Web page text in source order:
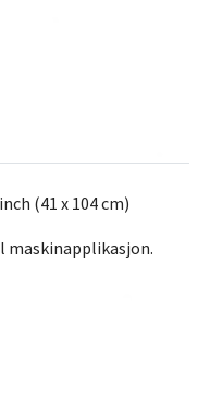
(41 x 104 cm)
maskinapplikasjon.